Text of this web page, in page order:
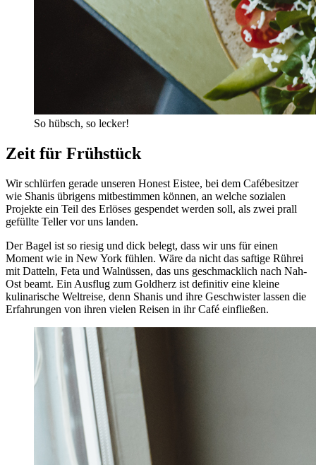
So hübsch, so lecker!
Zeit für Frühstück
Wir schlürfen gerade unseren Honest Eistee, bei dem Cafébesitzer
wie Shanis übrigens mitbestimmen können, an welche sozialen
Projekte ein Teil des Erlöses gespendet werden soll, als zwei prall
gefüllte Teller vor uns landen.
Der Bagel ist so riesig und dick belegt, dass wir uns für einen
Moment wie in New York fühlen. Wäre da nicht das saftige Rührei
mit Datteln, Feta und Walnüssen, das uns geschmacklich nach Nah-
Ost beamt. Ein Ausflug zum Goldherz ist definitiv eine kleine
kulinarische Weltreise, denn Shanis und ihre Geschwister lassen die
Erfahrungen von ihren vielen Reisen in ihr Café einfließen.